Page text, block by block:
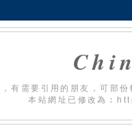
有需要引用的朋友，可部
本站網址已修改為